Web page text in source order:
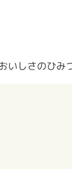
いしさのひみ